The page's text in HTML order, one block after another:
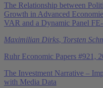
The Relationship between
Growth in Advanced
VAR and a Dynamic Panel
Maximilian Dirks, Torsten
Ruhr Economic Papers #921,
The Investment Narrative –
with Media Data